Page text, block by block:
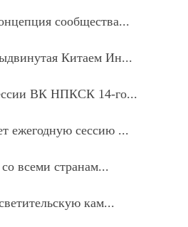
сообщества...
Китаем Ин...
ВК НПКСК 14-го...
ежегодную сессию ...
всеми странам...
кам...